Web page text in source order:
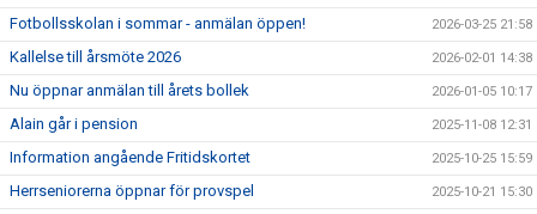
Fotbollsskolan i sommar - anmälan öppen! 2026-03-25 21:58
Kallelse till årsmöte 2026 2026-02-01 14:38
Nu öppnar anmälan till årets bollek 2026-01-05 10:17
Alain går i pension 2025-11-08 12:31
Information angående Fritidskortet 2025-10-25 15:59
Herrseniorerna öppnar för provspel 2025-10-21 15:30